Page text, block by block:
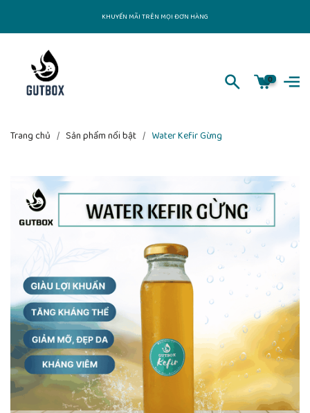
KHUYẾN MÃI TRÊN MỌI ĐƠN HÀNG
0
Trang chủ / Sản phẩm nổi bật / Water Kefir Gừng